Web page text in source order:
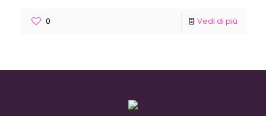
0 Vedi di più